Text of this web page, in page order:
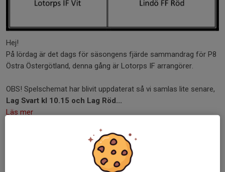
Hej!
På lördag är det dags för säsongens fjärde sammandrag för P8
Östra Östergötland, denna gång är Lotorps IF arrangörer.
OBS! Spelschemat har blivit uppdaterat så vi samlas lite senare,
Lag Svart kl 10.15 och Lag Röd...
Läs mer
Tillsammans mot cancer-armband!
0 kommentarer